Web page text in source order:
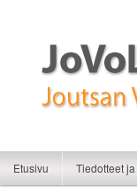
JoVoLi |
Siirry sisältöön
Siirry toissijaiseen
Etusivu Tiedotteet